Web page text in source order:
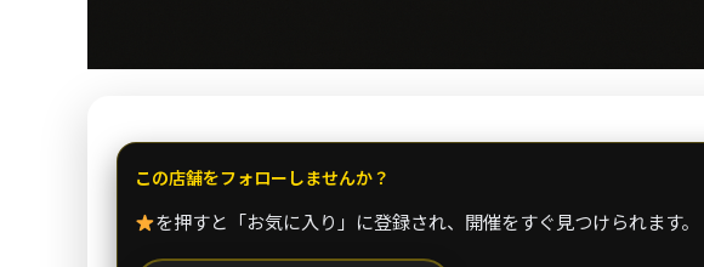
この店舗をフォローしませんか？
を押すと「お気に入り」に登録され、開催をすぐ見つけられます。